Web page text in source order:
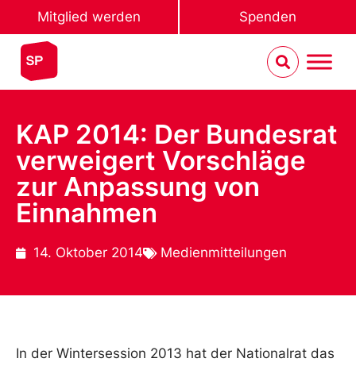
Mitglied werden Spenden
KAP 2014: Der Bundesrat
verweigert Vorschläge
zur Anpassung von
Einnahmen
14. Oktober 2014 Medienmitteilungen
In der Wintersession 2013 hat der Nationalrat das